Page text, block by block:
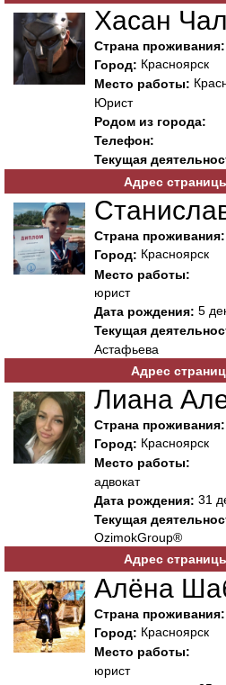
Хасан
Страна проживания:
Город: Красноярск
Место работы:
Юрист
Родом из города:
Телефон:
Текущая
Адрес
Страна проживания:
Город: Красноярск
Место работы:
юрист
Дата рождения: 5
Текущая
Астафьева
Адрес
Лиана
Страна проживания:
Город: Красноярск
Место работы:
адвокат
Дата рождения: 31
Текущая
OzimokGroup®
Адрес
Алёна
Страна проживания:
Город: Красноярск
Место работы:
юрист